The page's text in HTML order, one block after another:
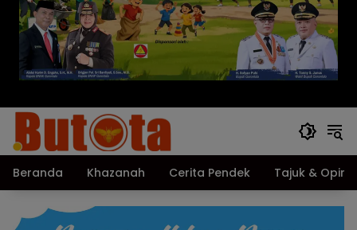
Beranda Khazanah Cerita Pendek Tajuk & Opini